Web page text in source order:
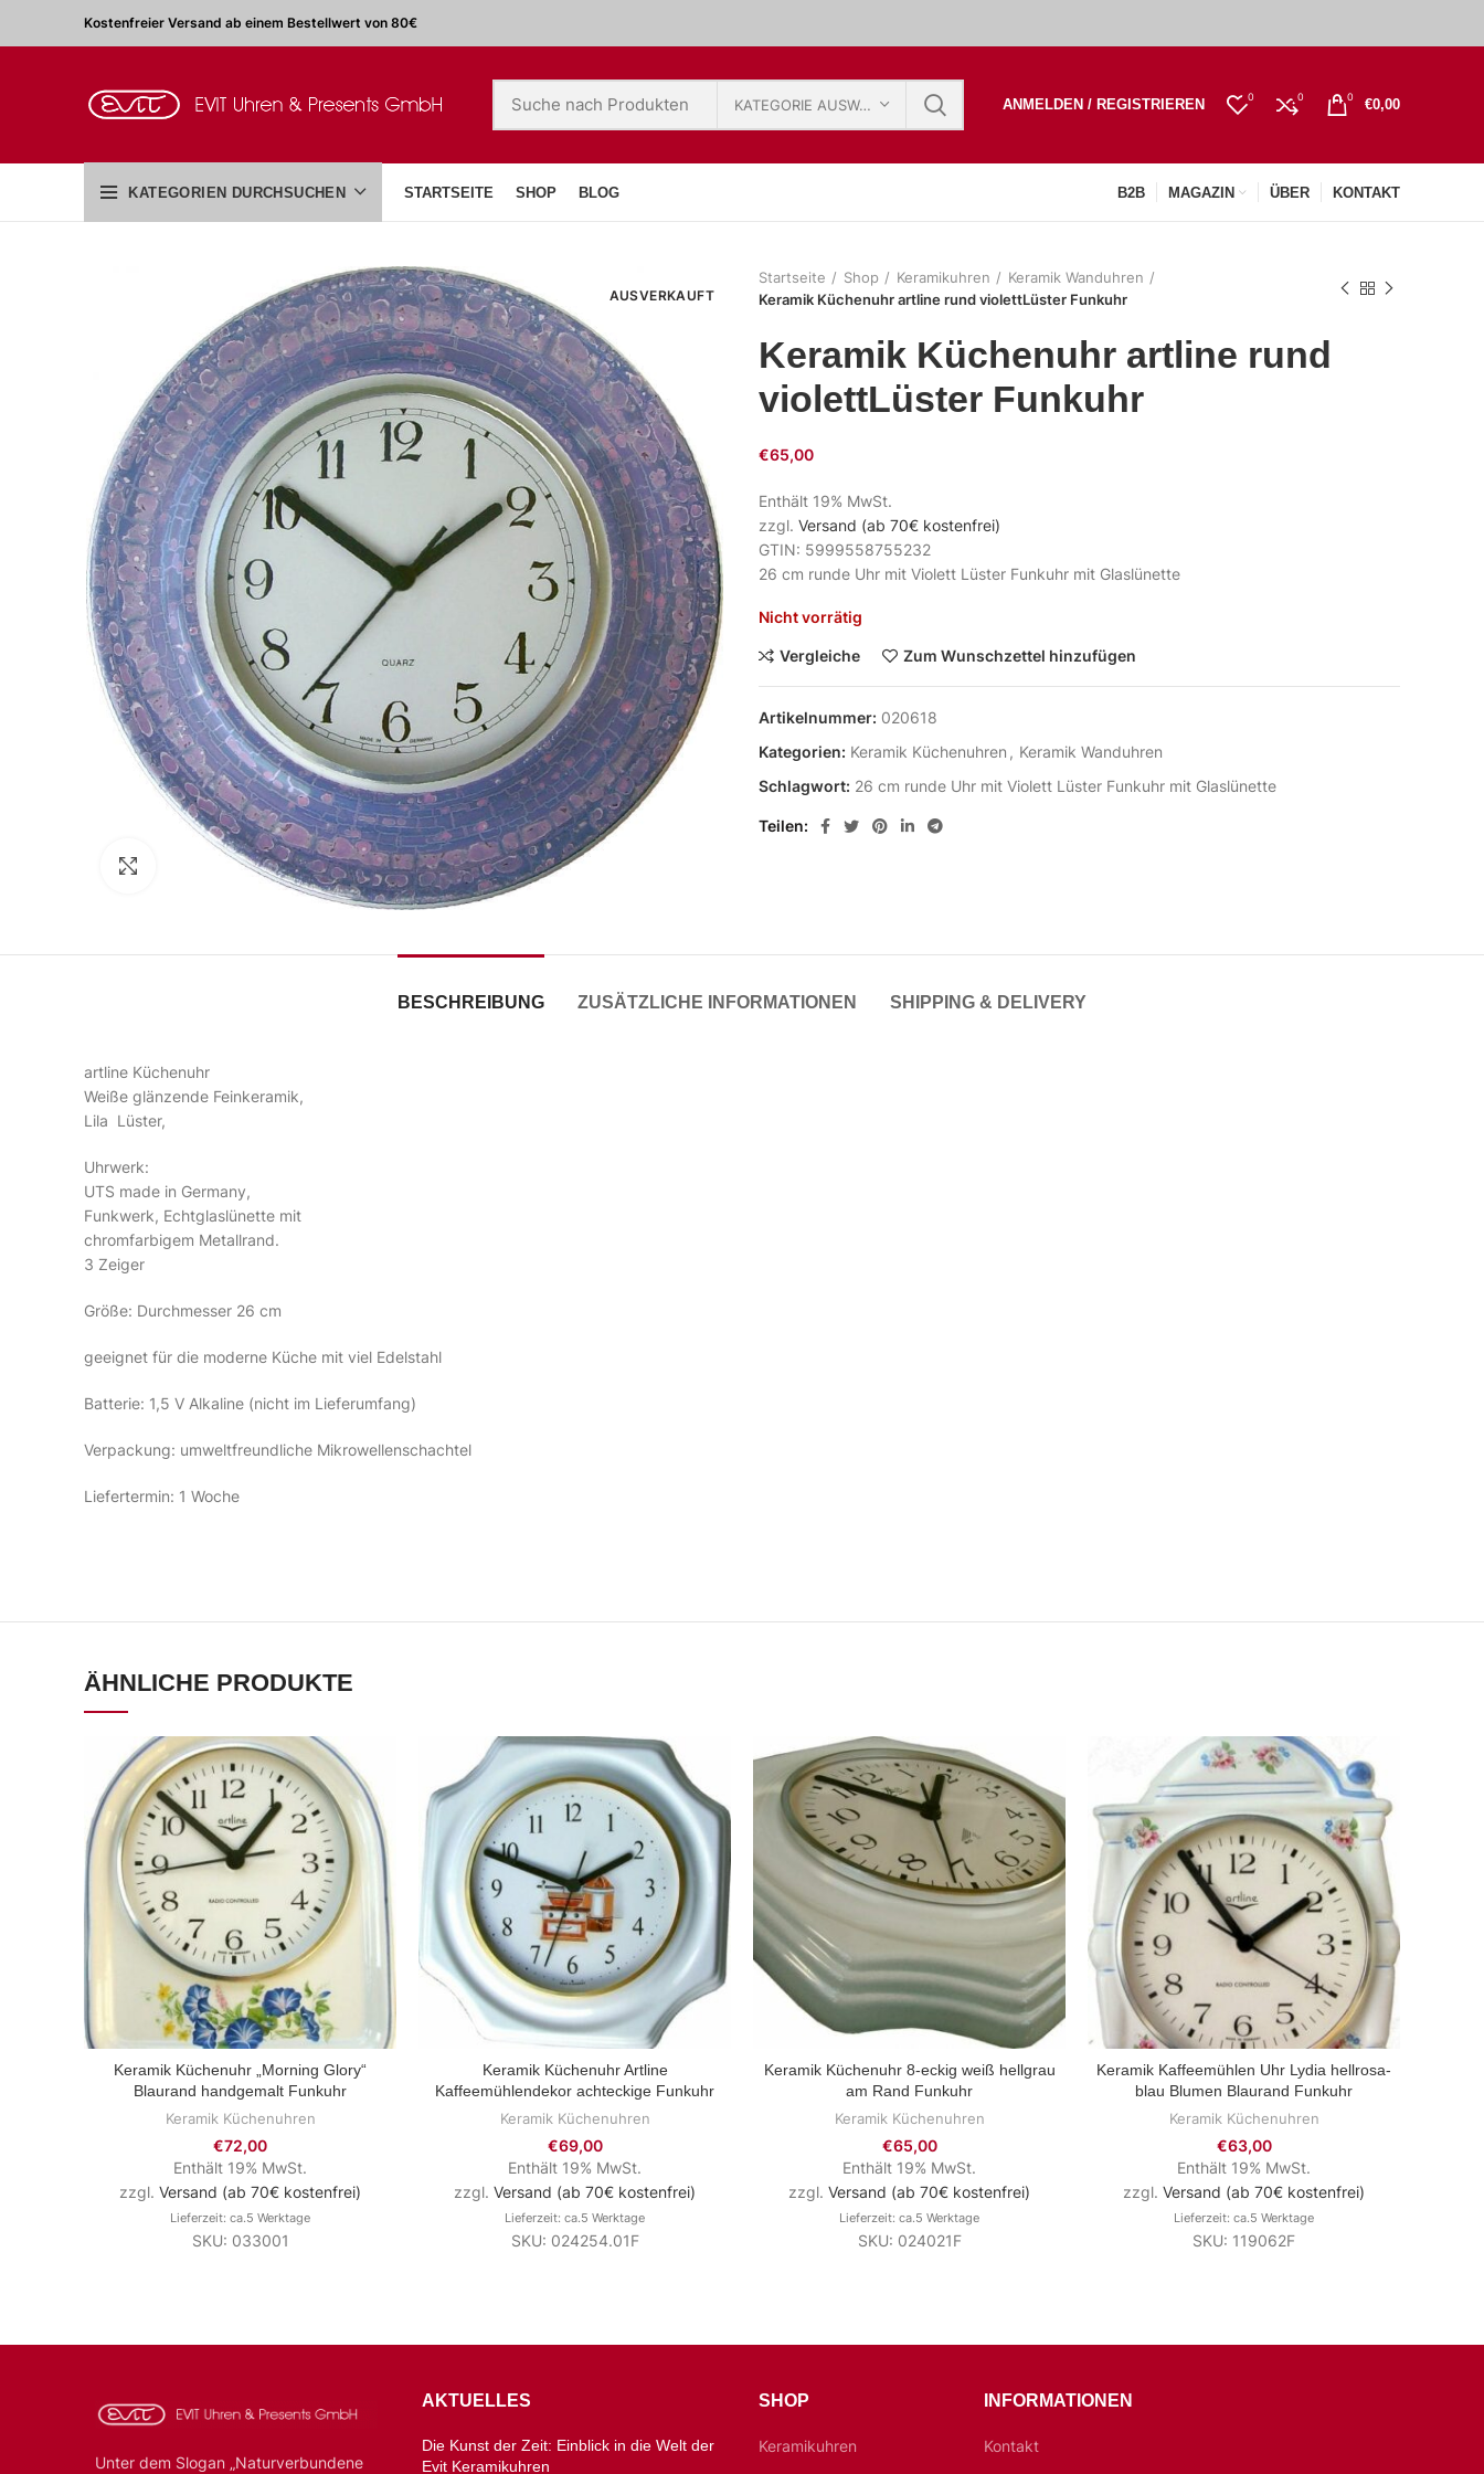
Kostenfreier Versand ab einem Bestellwert von 80€
KATEGORIE AUSWÄHLEN ANMELDEN / REGISTRIEREN 0 0 0 €0,00
KATEGORIEN DURCHSUCHEN STARTSEITE SHOP BLOG B2B MAGAZIN ÜBER KONTAKT
AUSVERKAUFT
Zum Vergrößern klicken
Startseite Shop Keramikuhren
Keramik Wanduhren
Keramik Küchenuhr artline rund violettLüster Funkuhr
Keramik Küchenuhr artline rund
violettLüster Funkuhr
€65,00
Enthält 19% MwSt.
zzgl. Versand (ab 70€ kostenfrei)
GTIN: 5999558755232
26 cm runde Uhr mit Violett Lüster Funkuhr mit Glaslünette
Nicht vorrätig
Vergleiche Zum Wunschzettel hinzufügen
Artikelnummer: 020618
Kategorien: Keramik Küchenuhren , Keramik Wanduhren
Schlagwort: 26 cm runde Uhr mit Violett Lüster Funkuhr mit Glaslünette
Teilen
BESCHREIBUNG ZUSÄTZLICHE INFORMATIONEN SHIPPING & DELIVERY
artline Küchenuhr
Weiße glänzende Feinkeramik,
Lila Lüster,
Uhrwerk:
UTS made in Germany,
Funkwerk, Echtglaslünette mit
chromfarbigem Metallrand.
3 Zeiger
Größe: Durchmesser 26 cm
geeignet für die moderne Küche mit viel Edelstahl
Batterie: 1,5 V Alkaline (nicht im Lieferumfang)
Verpackung: umweltfreundliche Mikrowellenschachtel
Liefertermin: 1 Woche
ÄHNLICHE PRODUKTE
ZUM PRODUKT
Keramik Küchenuhr „Morning Glory“
Blaurand handgemalt Funkuhr
Keramik Küchenuhren
€72,00
Enthält 19% MwSt.
zzgl. Versand (ab 70€ kostenfrei)
Lieferzeit: ca.5 Werktage
SKU: 033001
ZUM PRODUKT
Keramik Küchenuhr Artline
Kaffeemühlendekor achteckige Funkuhr
Keramik Küchenuhren
€69,00
Enthält 19% MwSt.
zzgl. Versand (ab 70€ kostenfrei)
Lieferzeit: ca.5 Werktage
SKU: 024254.01F
ZUM PRODUKT
Keramik Küchenuhr 8-eckig weiß hellgrau
am Rand Funkuhr
Keramik Küchenuhren
€65,00
Enthält 19% MwSt.
zzgl. Versand (ab 70€ kostenfrei)
Lieferzeit: ca.5 Werktage
SKU: 024021F
ZUM PRODUKT
Keramik Kaffeemühlen Uhr Lydia hellrosa-
blau Blumen Blaurand Funkuhr
Keramik Küchenuhren
€63,00
Enthält 19% MwSt.
zzgl. Versand (ab 70€ kostenfrei)
Lieferzeit: ca.5 Werktage
SKU: 119062F
Unter dem Slogan „Naturverbundene
AKTUELLES
Die Kunst der Zeit: Einblick in die Welt der
Evit Keramikuhren
SHOP
Keramikuhren
INFORMATIONEN
Kontakt